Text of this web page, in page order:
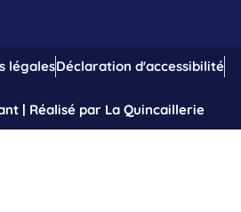
légalesDéclaration d'accessibilité
| Réalisé par La Quincaillerie